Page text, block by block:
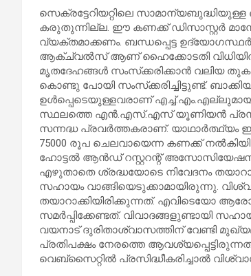
സെക്രട്ടേറിയറ്റിലെ
കരുതുന്നില്ല. ഈ കണക്ക് ഡിസാസ്റ്റര്‍
വ്യക്തമാക്കണം. ബന്ധപ്പെട്ട
ആക്ച്വല്‍സ് ആണ് ഹൈക്കോടതി
മൃതദേഹങ്ങള്‍ സംസ്‌ക്കരിക്കാന്‍ വലിയ
കൊണ്ടു പോയി സംസ്‌ക്കരിച്ചിട്ടുണ്ട്.
ഉള്‍പ്പെടെയുള്ളവരാണ്
സ്ഥലത്തെ എന്‍.എസ്.എസ് യൂണിയന്‍
സന്നദ്ധ പ്രവര്‍ത്തകരാണ്. യാഥാര്‍ത്ഥ്യം
75000 രൂപ ചെലവായെന്ന കണക്ക്
ഹോട്ടല്‍ ആന്‍ഡ് റസ്റ്ററന്റ്
എഴുതാതെ ശ്രദ്ധയോടെ നിവേദനം
സഹായം വാങ്ങിയെടുക്കാമായിരുന്നു.
തയാറാക്കിയിരിക്കുന്നത്. എവിടെയോ
സമര്‍പ്പിക്കേണ്ടത്. വിവാദങ്ങളുണ്ടായി
വയനാട് ദുരിതാശ്വാസത്തിന് വേണ്ടി
പ്രതിപക്ഷം നേരത്തെ
വെബ്‌സൈറ്റില്‍ പ്രസിദ്ധീകരിച്ചാല്‍